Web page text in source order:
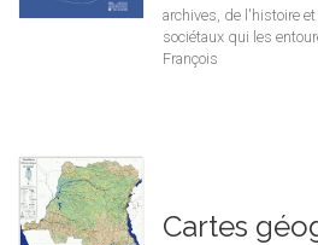
archives, de l'histoire
sociétaux qui les
François
Cartes